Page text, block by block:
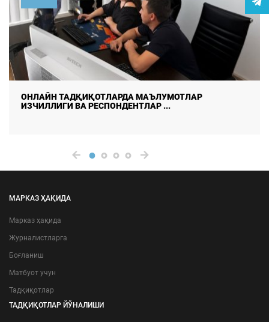
ДАЛА ТАДҚИҚОТЛАРИДА МАЪЛУМОТЛАР СИФАТИ ВА
ИШОНЧЛИЛИГИНИ ТАЪМ ...
МАРКАЗ ҲАҚИДА
Марказ ҳақида
Журналистларга
Боғланиш
Матбуот учун
Тадқиқотлар
ТАДҚИҚОТЛАР ЙЎНАЛИШИ